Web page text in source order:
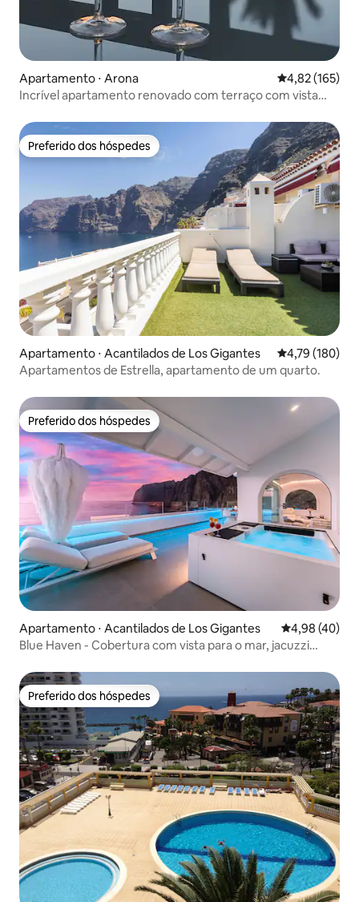
Apartamento ⋅ Arona 4,82 de uma
4,82 (165)
Incrível apartamento renovado com terraço com vista
Preferido dos hóspedes
Preferido dos hóspedes
Apartamento ⋅ Acantilados de Los Gigantes 4,79 de uma
4,79 (180)
Apartamentos de Estrella, apartamento de um quarto.
Preferido dos hóspedes
Preferido dos hóspedes
Apartamento ⋅ Acantilados de Los Gigantes 4,98 de uma
4,98 (40)
Blue Haven - Cobertura com vista para o mar, jacuzzi
Preferido dos hóspedes
Preferido dos hóspedes